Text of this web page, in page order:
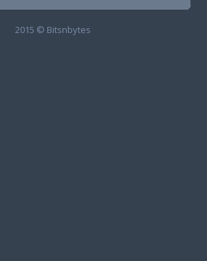
2015 © Bitsnbytes